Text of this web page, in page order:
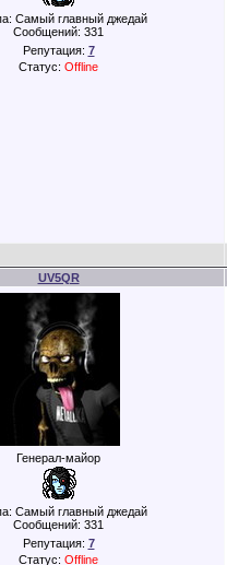
Самый главный джедай
Сообщений: 331
Репутация: 7
Статус: Offline
UV5QR
Генерал-майор
Самый главный джедай
Сообщений: 331
Репутация: 7
Статус: Offline